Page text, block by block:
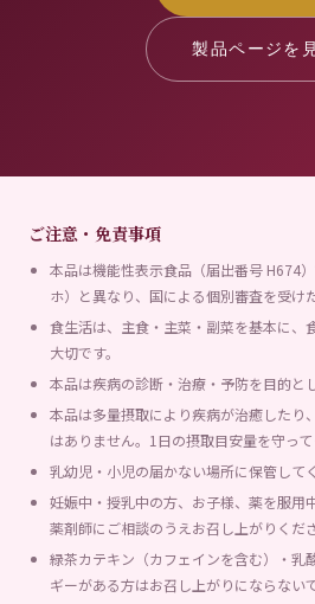
製品ページを
ご注意・免責事項
本品は機能性表示食品（届出番号 H674
ホ）と異なり、国による個別審査を受け
食生活は、主食・主菜・副菜を基本に、
大切です。
本品は疾病の診断・治療・予防を目的と
本品は多量摂取により疾病が治癒したり
はありません。1日の摂取目安量を守って
乳幼児・小児の届かない場所に保管して
妊娠中・授乳中の方、お子様、薬を服用
薬剤師にご相談のうえお召し上がりくださ
緑茶カテキン（カフェインを含む）・乳
ギーがある方はお召し上がりにならない